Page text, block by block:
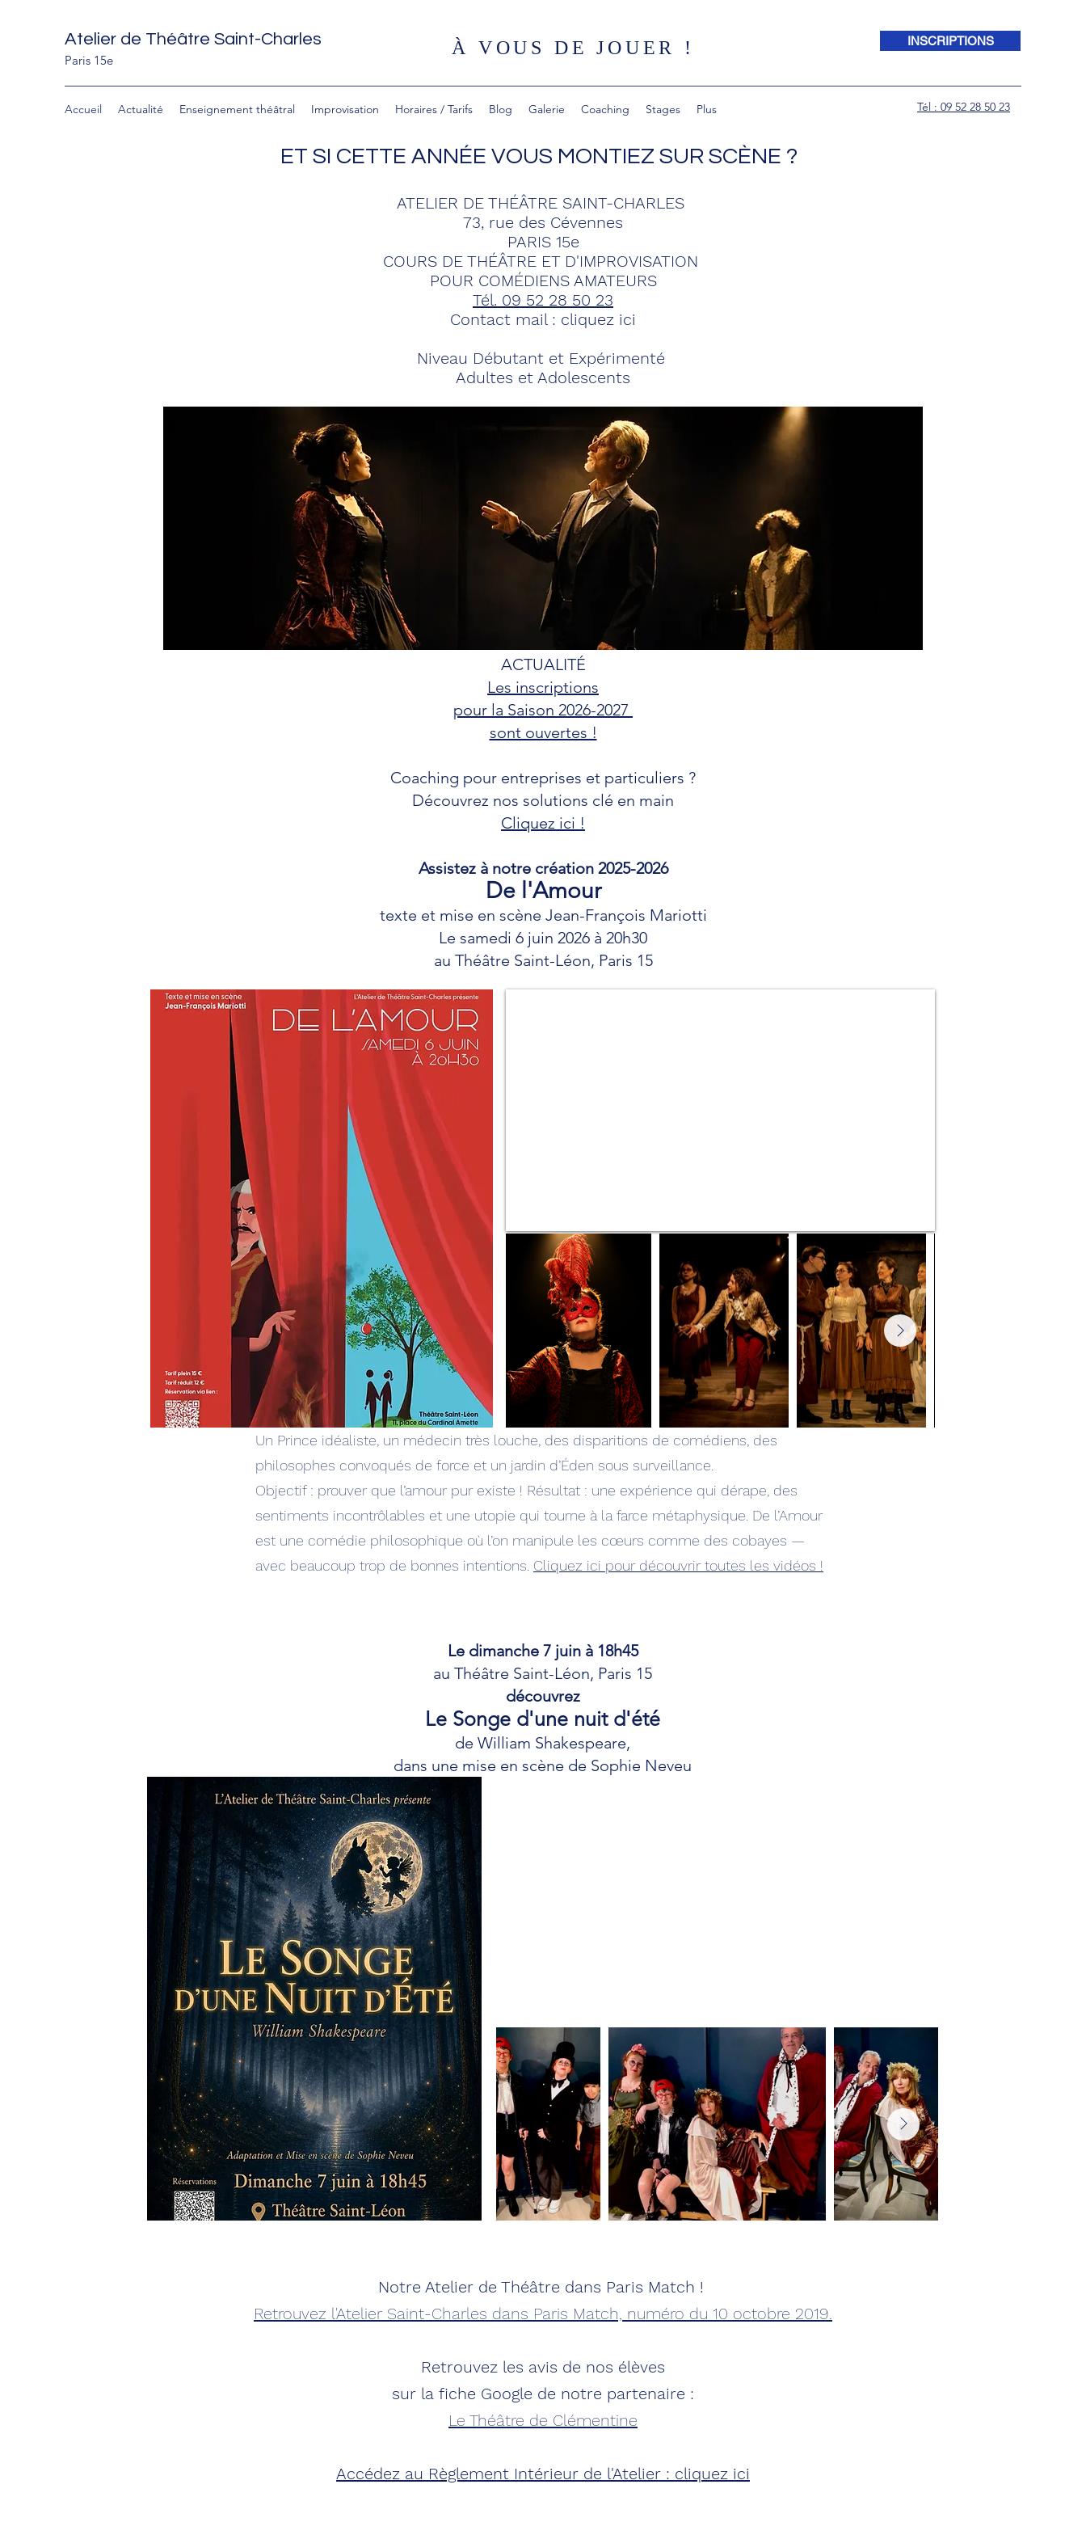
Atelier de Théâtre Saint-Charles
Paris 15e
À VOUS DE JOUER ! INSCRIPTIONS
Accueil Actualité Enseignement théâtral Improvisation Horaires / Tarifs Blog Galerie Coaching Stages Plus Tél : 09 52 28 50 23
ET SI CETTE ANNÉE VOUS MONTIEZ SUR SCÈNE ?
ATELIER DE THÉÂTRE SAINT-CHARLES
73, rue des Cévennes
PARIS 15e
COURS DE THÉÂTRE ET D'IMPROVISATION
POUR COMÉDIENS AMATEURS
Tél. 09 52 28 50 23
Contact mail : cliquez ici
Niveau Débutant et Expérimenté
Adultes et Adolescents
ACTUALITÉ
Les inscriptions
pour la Saison 2026-2027
sont ouvertes !
Coaching pour entreprises et particuliers ?
Découvrez nos solutions clé en main
Cliquez ici !
Assistez à notre création 2025-2026
De l'Amour
texte et mise en scène Jean-François Mariotti
Le samedi 6 juin 2026 à 20h30
au Théâtre Saint-Léon, Paris 15
Un Prince idéaliste, un médecin très louche, des disparitions de comédiens, des
philosophes convoqués de force et un jardin d’Éden sous surveillance.
Objectif : prouver que l’amour pur existe ! Résultat : une expérience qui dérape, des
sentiments incontrôlables et une utopie qui tourne à la farce métaphysique. De l’Amour
est une comédie philosophique où l’on manipule les cœurs comme des cobayes —
avec beaucoup trop de bonnes intentions. Cliquez ici pour découvrir toutes les vidéos !
Le dimanche 7 juin à 18h45
au Théâtre Saint-Léon, Paris 15
découvrez
Le Songe d'une nuit d'été
de William Shakespeare,
dans une mise en scène de Sophie Neveu
Notre Atelier de Théâtre dans Paris Match !
Retrouvez l'Atelier Saint-Charles dans Paris Match, numéro du 10 octobre 2019.
Retrouvez les avis de nos élèves
sur la fiche Google de notre partenaire :
Le Théâtre de Clémentine
Accédez au Règlement Intérieur de l'Atelier : cliquez ici